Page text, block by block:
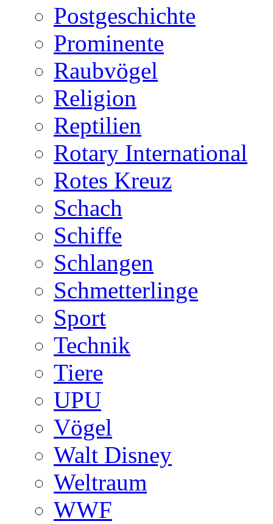
Postgeschichte
Prominente
Raubvögel
Religion
Reptilien
Rotary International
Rotes Kreuz
Schach
Schiffe
Schlangen
Schmetterlinge
Sport
Technik
Tiere
UPU
Vögel
Walt Disney
Weltraum
WWF